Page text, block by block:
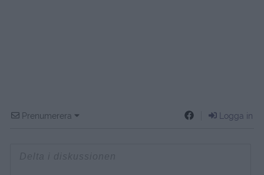
Prenumerera Logga in